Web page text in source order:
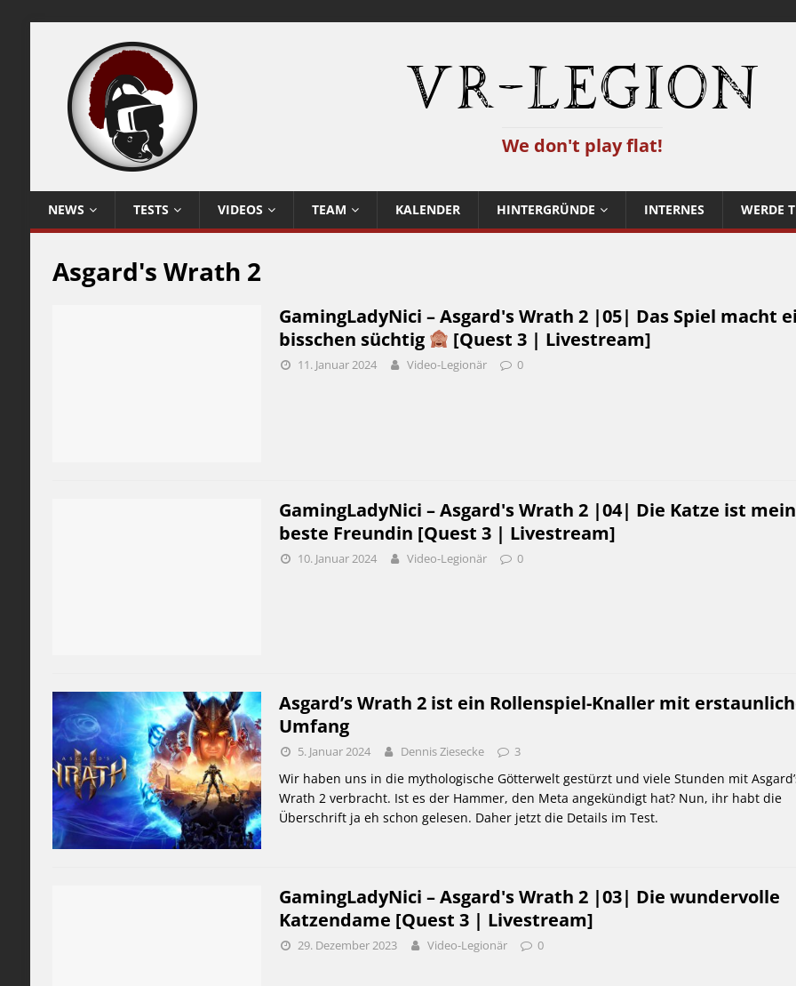
VR-Legion
We don't play flat!
NEWS TESTS VIDEOS TEAM KALENDER HINTERGRÜNDE INTERNES WERDE
Asgard's Wrath 2
GamingLadyNici – Asgard's Wrath 2 |05| Das Spiel macht
bisschen süchtig
[Quest 3 | Livestream]
11. Januar 2024 Video-Legionär 0
GamingLadyNici – Asgard's Wrath 2 |04| Die Katze ist
beste Freundin [Quest 3 | Livestream]
10. Januar 2024 Video-Legionär 0
Asgard’s Wrath 2 ist ein Rollenspiel-Knaller mit
Umfang
5. Januar 2024 Dennis Ziesecke 3
Wir haben uns in die mythologische Götterwelt gestürzt und viele Stunden mit
Wrath 2 verbracht. Ist es der Hammer, den Meta angekündigt hat? Nun, ihr habt die
Überschrift ja eh schon gelesen. Daher jetzt die Details im Test.
GamingLadyNici – Asgard's Wrath 2 |03| Die wundervolle
Katzendame [Quest 3 | Livestream]
29. Dezember 2023 Video-Legionär 0